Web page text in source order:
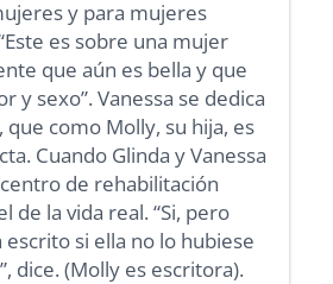
y para mujeres
es sobre una mujer
que aún es bella y que
y sexo”. Vanessa se dedica
que como Molly, su hija, es
Cuando Glinda y Vanessa
de rehabilitación
de la vida real. “Si, pero
escrito si ella no lo hubiese
dice. (Molly es escritora).